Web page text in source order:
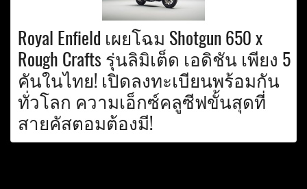
Royal Enfield เผยโฉม Shotgun 650 x
Rough Crafts รุ่นลิมิเต็ด เอดิชัน เพียง 5
คันในไทย! เปิดลงทะเบียนพร้อมกัน
ทั่วโลก ความเอ็กซ์คลูซีฟขั้นสุดที่
สายคัสตอมต้องมี!